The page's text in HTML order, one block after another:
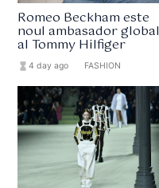
Romeo Beckham este
noul ambasador global
al Tommy Hilfiger
hourglass_full4 day ago FASHION